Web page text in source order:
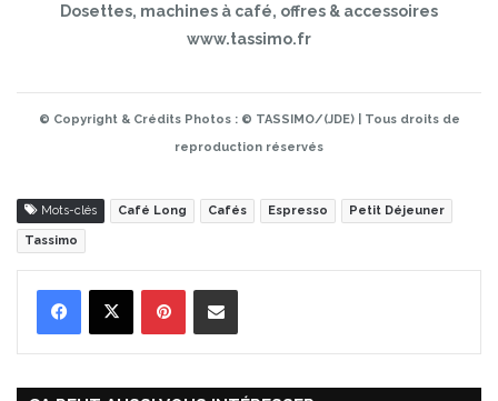
Dosettes, machines à café, offres & accessoires
www.tassimo.fr
© Copyright & Crédits Photos : © TASSIMO/(JDE) | Tous droits de
reproduction réservés
Mots-clés Café Long Cafés Espresso Petit Déjeuner
Tassimo